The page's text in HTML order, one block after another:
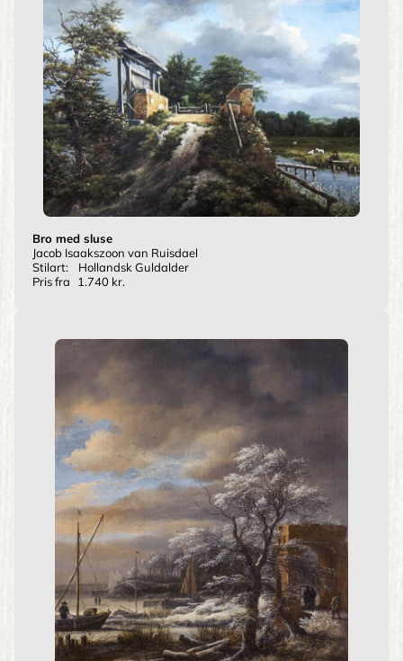
Bro med sluse
Jacob Isaakszoon van Ruisdael
Stilart:
Hollandsk Guldalder
Pris fra
1.740 kr.